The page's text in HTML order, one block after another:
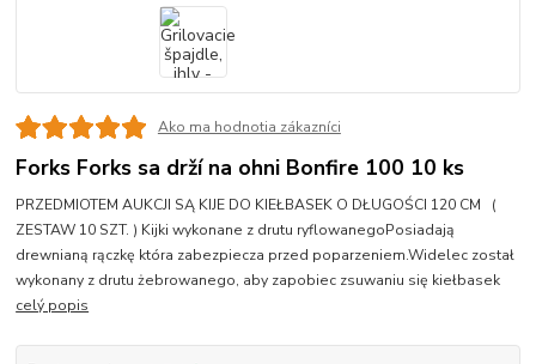
Ako ma hodnotia zákazníci
Forks Forks sa drží na ohni Bonfire 100 10 ks
PRZEDMIOTEM AUKCJI SĄ KIJE DO KIEŁBASEK O DŁUGOŚCI 120 CM (
ZESTAW 10 SZT. ) Kijki wykonane z drutu ryflowanegoPosiadają
drewnianą rączkę która zabezpiecza przed poparzeniem.Widelec został
wykonany z drutu żebrowanego, aby zapobiec zsuwaniu się kiełbasek
celý popis